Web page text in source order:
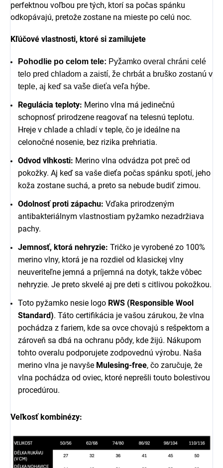
perfektnou voľbou pre tých, ktorí sa počas spánku
odkopávajú, pretože zostane na mieste po celú noc.
Kľúčové vlastnosti, ktoré si zamilujete
Pohodlie po celom tele: Pyžamko overal chráni celé
telo pred chladom a zaistí, že chrbát a bruško zostanú v
teple, aj keď sa vaše dieťa veľa hýbe.
Regulácia teploty: Merino vlna má jedinečnú
schopnosť prirodzene reagovať na telesnú teplotu.
Hreje v chlade a chladí v teple, čo je ideálne na
celonočné nosenie, bez rizika prehriatia.
Odvod vlhkosti: Merino vlna odvádza pot preč od
pokožky. Aj keď sa vaše dieťa počas spánku spotí, jeho
koža zostane suchá, a preto sa nebude budiť zimou.
Odolnosť proti zápachu: Vďaka prirodzeným
antibakteriálnym vlastnostiam pyžamko nezadržiava
pachy.
Jemnosť, ktorá nehryzie: Tričko je vyrobené zo 100%
merino vlny, ktorá je na rozdiel od klasickej vlny
neuveriteľne jemná a príjemná na dotyk, takže vôbec
nehryzie. Je preto skvelé aj pre deti s citlivou pokožkou.
Toto pyžamko nesie logo RWS (Responsible Wool
Standard). Táto certifikácia je vašou zárukou, že vlna
pochádza z fariem, kde sa ovce chovajú s rešpektom a
zároveň sa dbá na ochranu pôdy, kde žijú. Nákupom
tohto overalu podporujete zodpovednú výrobu. Naša
merino vlna je navyše Mulesing-free, čo zaručuje, že
vlna pochádza od oviec, ktoré neprešli touto bolestivou
procedúrou.
Veľkosť kombinézy: